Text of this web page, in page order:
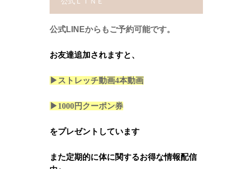
公式LINEからもご予約可能です。
お友達追加されますと、
▶ストレッチ動画4本動画
▶1000円クーポン券
をプレゼントしています
また定期的に体に関するお得な情報配信